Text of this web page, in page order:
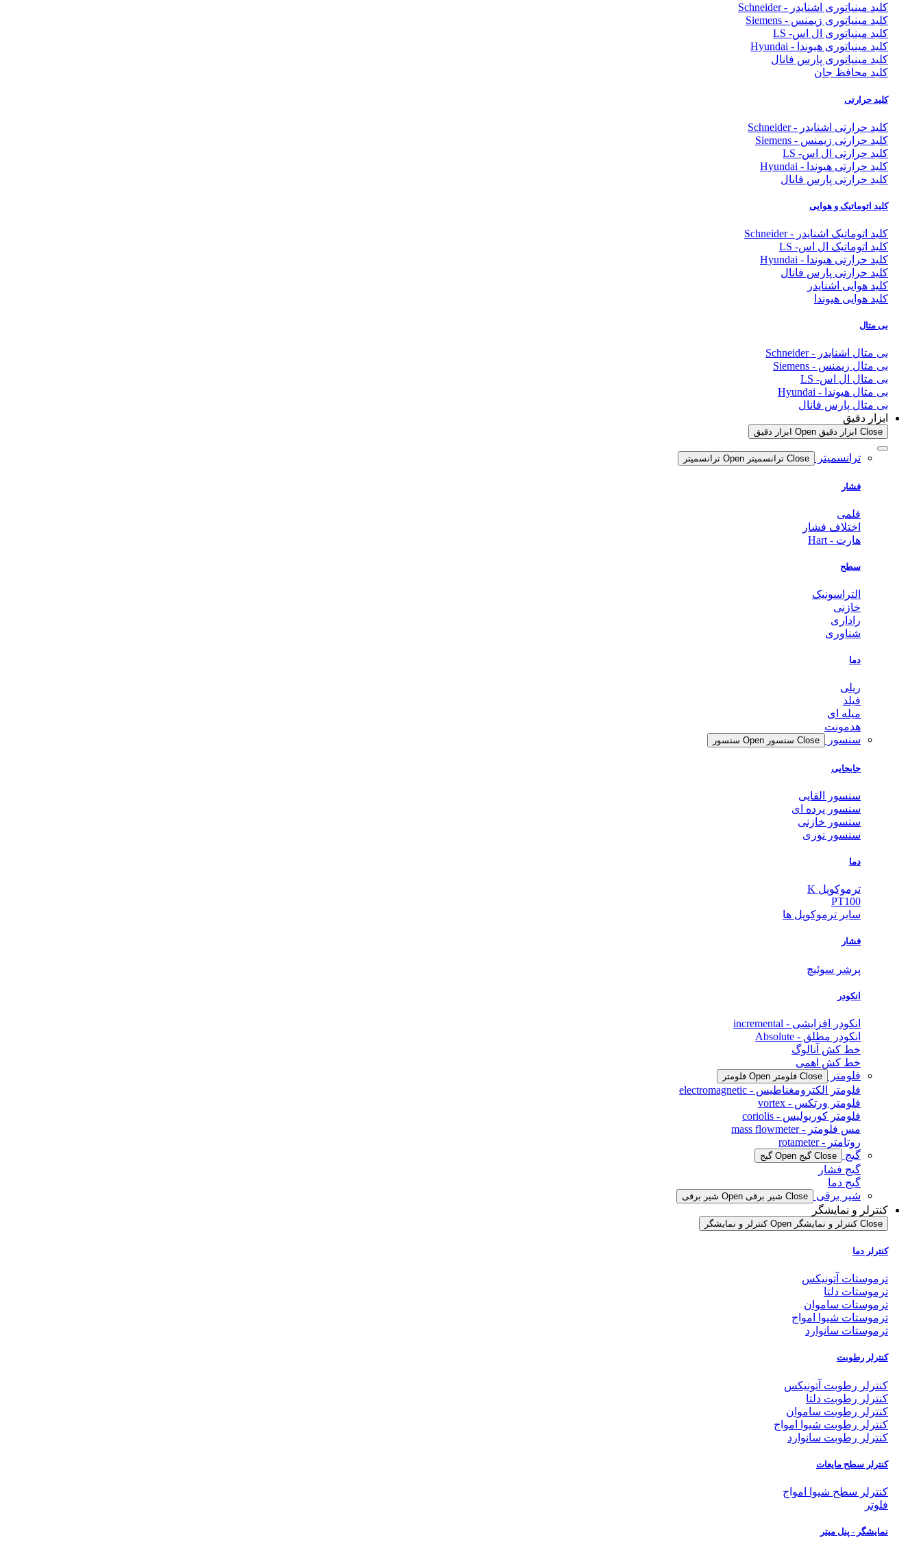
کلید مینیاتوری اشنایدر - Schneider
کلید مینیاتوری زیمنس - Siemens
کلید مینیاتوری ال اس- LS
کلید مینیاتوری هیوندا - Hyundai
کلید مینیاتوری پارس فانال
کلید محافظ جان
کلید حرارتی
کلید حرارتی اشنایدر - Schneider
کلید حرارتی زیمنس - Siemens
کلید حرارتی ال اس- LS
کلید حرارتی هیوندا - Hyundai
کلید حرارتی پارس فانال
کلید اتوماتیک و هوایی
کلید اتوماتیک اشنایدر - Schneider
کلید اتوماتیک ال اس- LS
کلید حرارتی هیوندا - Hyundai
کلید حرارتی پارس فانال
کلید هوایی اشنایدر
کلید هوایی هیوندا
بی متال
بی متال اشنایدر - Schneider
بی متال زیمنس - Siemens
بی متال ال اس- LS
بی متال هیوندا - Hyundai
بی متال پارس فانال
ابزار دقیق
Close ابزار دقیق Open ابزار دقیق
ترانسمیتر Close ترانسمیتر Open ترانسمیتر
فشار
قلمی
اختلاف فشار
هارت - Hart
سطح
التراسونیک
خازنی
راداری
شناوری
دما
ریلی
فیلد
میله ای
هدمونت
سنسور
Close سنسور Open سنسور
جابجایی
سنسور القایی
سنسور پرده ای
سنسور خازنی
سنسور نوری
دما
ترموکوپل K
PT100
سایر ترموکوپل ها
فشار
پرشر سوئیچ
انکودر
انکودر افزایشی - incremental
انکودر مطلق - Absolute
خط کش آنالوگ
خط کش اهمی
فلومتر
Close فلومتر Open فلومتر
فلومتر الکترومغناطیس - electromagnetic
فلومتر ورتکس - vortex
فلومتر کوریولیس - coriolis
مس فلومتر - mass flowmeter
روتامتر - rotameter
گیج
Close گیج Open گیج
گیج فشار
گیج دما
شیر برقی
Close شیر برقی Open شیر برقی
کنترلر و نمایشگر
Close کنترلر و نمایشگر Open کنترلر و نمایشگر
کنترلر دما
ترموستات آتونیکس
ترموستات دلتا
ترموستات ساموان
ترموستات شیوا امواج
ترموستات سانوارد
کنترلر رطوبت
کنترلر رطوبت آتونیکس
کنترلر رطوبت دلتا
کنترلر رطوبت ساموان
کنترلر رطوبت شیوا امواج
کنترلر رطوبت سانوارد
کنترلر سطح مایعات
کنترلر سطح شیوا امواج
فلوتر
نمایشگر - پنل میتر